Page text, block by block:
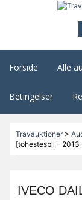
Forside Alle
Betingelser
Travauktioner>
[tohestesbil – 2013]
IVECO